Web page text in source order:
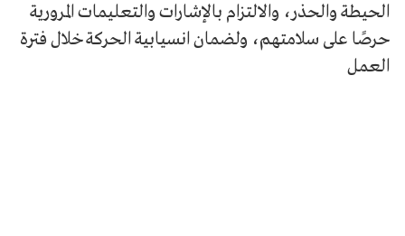
الحيطة والحذر، والالتزام بالإشارات والتعليمات المرورية
حرصًا على سلامتهم، ولضمان انسيابية الحركة خلال فترة
العمل